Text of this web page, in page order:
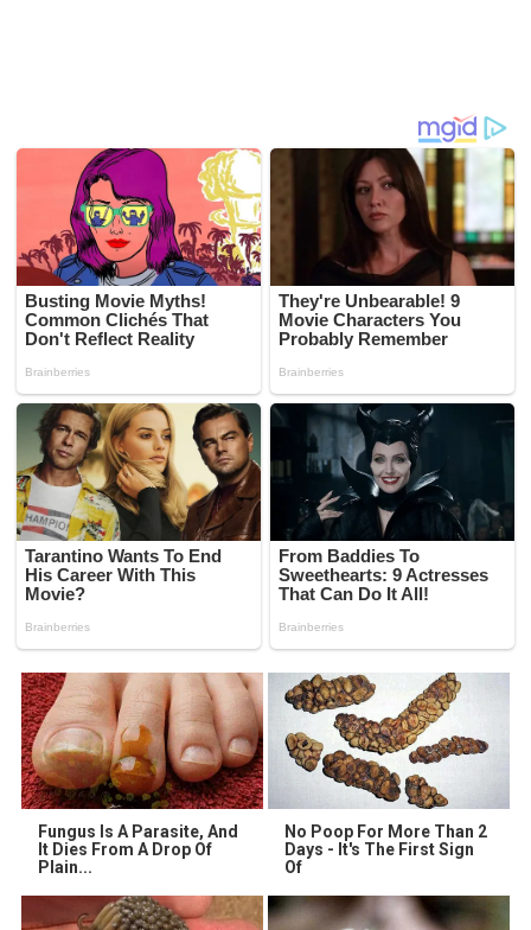
Fungus Is A Parasite, And
It Dies From A Drop Of
Plain...
No Poop For More Than 2
Days - It's The First Sign
Of